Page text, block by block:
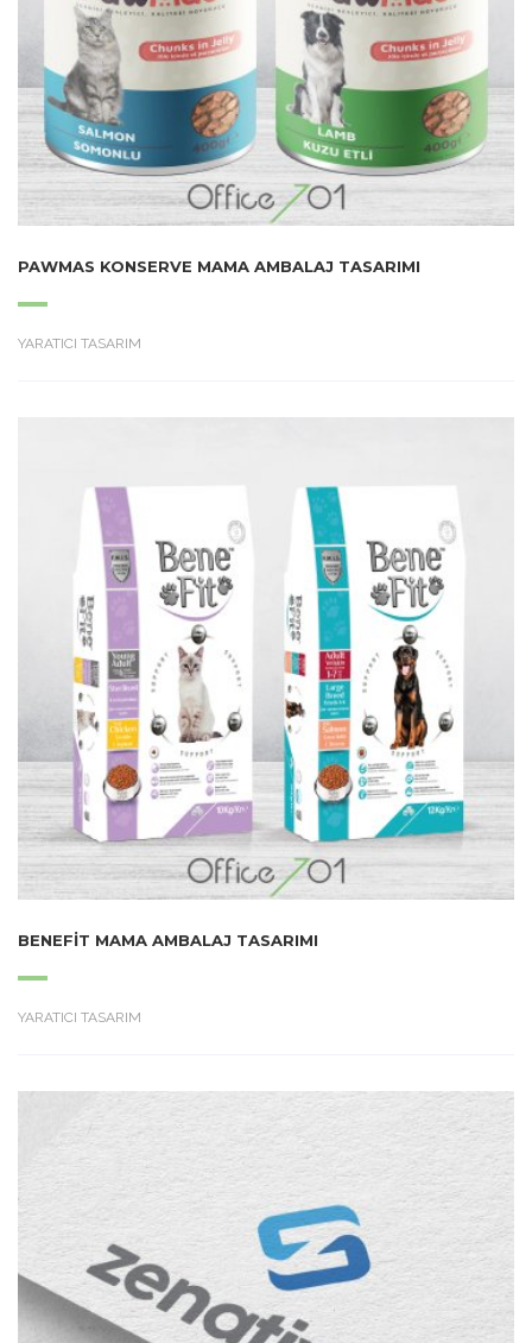
PAWMAS KONSERVE MAMA AMBALAJ TASARIMI
YARATICI TASARIM
BENEFIT MAMA AMBALAJ TASARIMI
YARATICI TASARIM